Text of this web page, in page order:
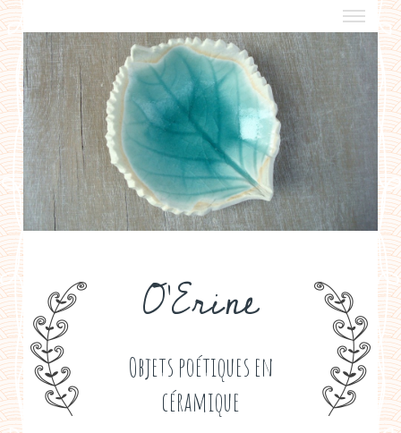
O'Erine
Objets poétiques en
céramique
a propos
boutiques de créateurs
contact
politique de confidentialité